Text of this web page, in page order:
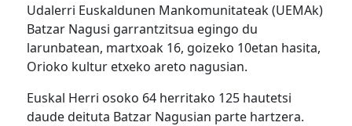
Udalerri Euskaldunen Mankomunitateak (UEMAk)
Batzar Nagusi garrantzitsua egingo du
larunbatean, martxoak 16, goizeko 10etan hasita,
Orioko kultur etxeko areto nagusian.
Euskal Herri osoko 64 herritako 125 hautetsi
daude deituta Batzar Nagusian parte hartzera.